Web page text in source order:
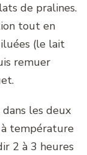
de pralines.
tout en
(le lait
remuer
les deux
température
2 à 3 heures